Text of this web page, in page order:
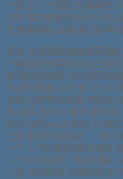
个现在人气很旺的博客的
仅仅做友情链接是不行的,
在博客网址,或者通过各种
其实,在我刚刚接触到网赚
户网站的博客在给自己的
较深刻的就是,当时用百度
天涯的博客,点击进入之后,
全是关键字的堆砌,然后呢,
告,其实,这可以看作是利用
过适当的seo达到的,并通
己的要宣传的网站. 所以,
一个人气比较旺盛的博客,
一个可以放置广告的博客,
人民币的转换,如果你有技